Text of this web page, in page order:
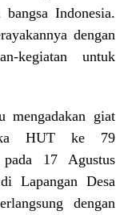
Indonesia.
dengan
kegiatan untuk
mengadakan giat
HUT ke 79
pada 17 Agustus
Lapangan Desa
dengan